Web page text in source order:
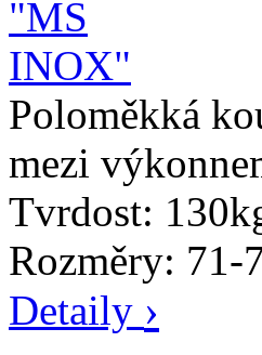
Poloměkká
mezi
Tvrdost:
Rozměry:
Detaily ›